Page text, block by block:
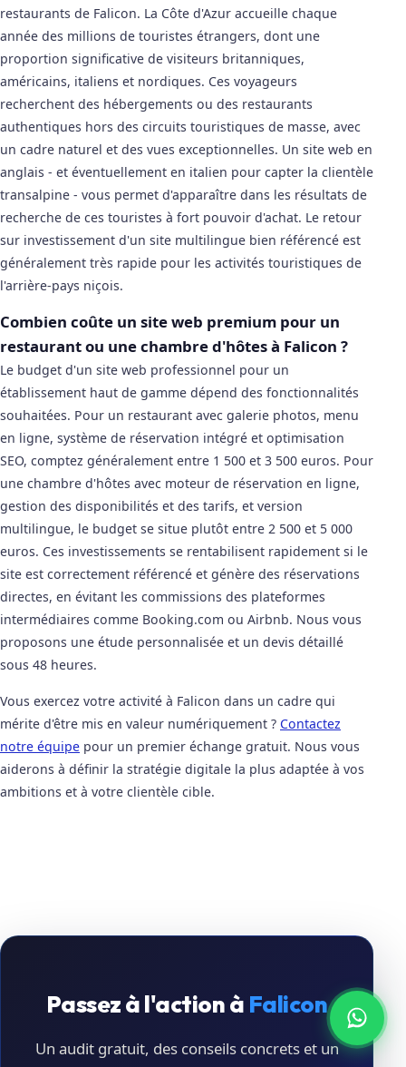
restaurants de Falicon. La Côte d'Azur accueille chaque
année des millions de touristes étrangers, dont une
proportion significative de visiteurs britanniques,
américains, italiens et nordiques. Ces voyageurs
recherchent des hébergements ou des restaurants
authentiques hors des circuits touristiques de masse, avec
un cadre naturel et des vues exceptionnelles. Un site web en
anglais - et éventuellement en italien pour capter la clientèle
transalpine - vous permet d'apparaître dans les résultats de
recherche de ces touristes à fort pouvoir d'achat. Le retour
sur investissement d'un site multilingue bien référencé est
généralement très rapide pour les activités touristiques de
l'arrière-pays niçois.
Combien coûte un site web premium pour un
restaurant ou une chambre d'hôtes à Falicon ?
Le budget d'un site web professionnel pour un
établissement haut de gamme dépend des fonctionnalités
souhaitées. Pour un restaurant avec galerie photos, menu
en ligne, système de réservation intégré et optimisation
SEO, comptez généralement entre 1 500 et 3 500 euros. Pour
une chambre d'hôtes avec moteur de réservation en ligne,
gestion des disponibilités et des tarifs, et version
multilingue, le budget se situe plutôt entre 2 500 et 5 000
euros. Ces investissements se rentabilisent rapidement si le
site est correctement référencé et génère des réservations
directes, en évitant les commissions des plateformes
intermédiaires comme Booking.com ou Airbnb. Nous vous
proposons une étude personnalisée et un devis détaillé
sous 48 heures.
Vous exercez votre activité à Falicon dans un cadre qui
mérite d'être mis en valeur numériquement ? Contactez
notre équipe pour un premier échange gratuit. Nous vous
aiderons à définir la stratégie digitale la plus adaptée à vos
ambitions et à votre clientèle cible.
Passez à l'action à Falicon
Un audit gratuit, des conseils concrets et un